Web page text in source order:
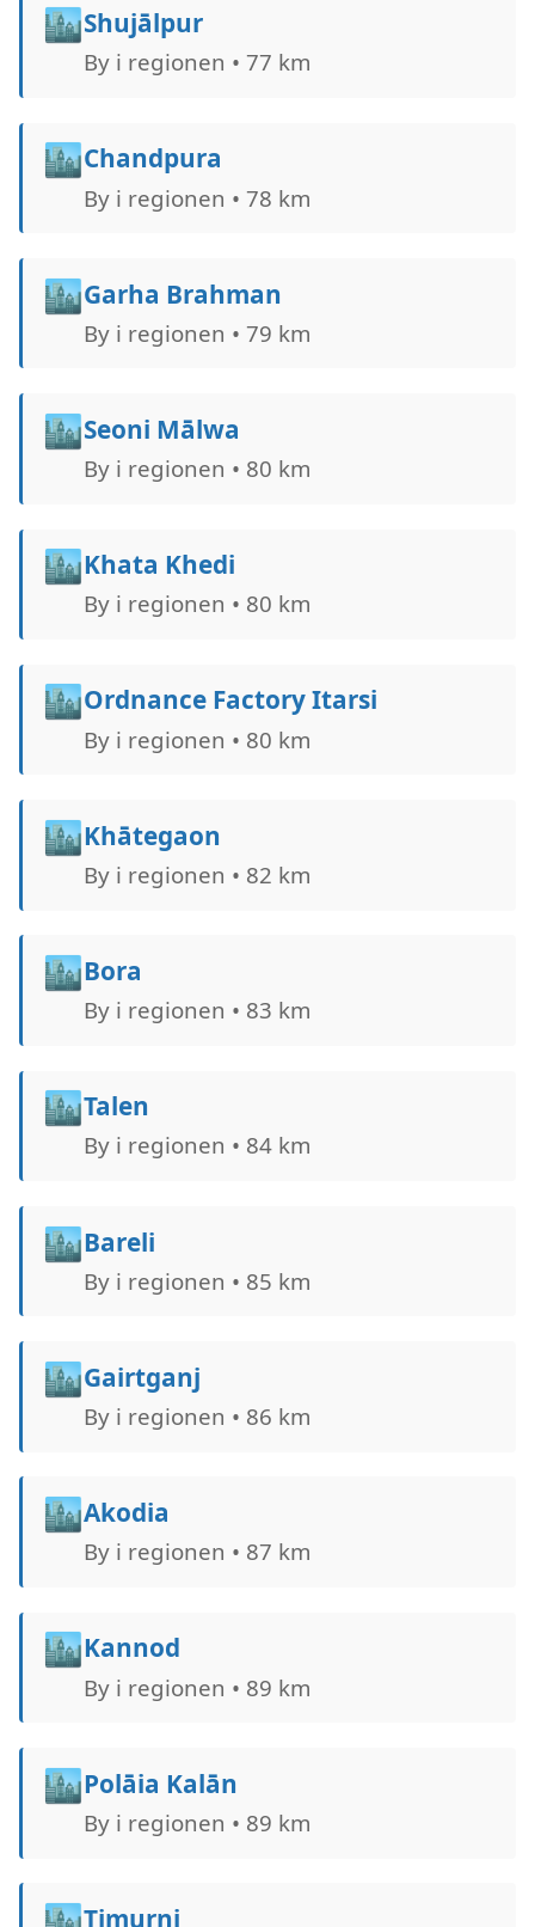
🏙️Shujālpur
By i regionen • 77 km
🏙️Chandpura
By i regionen • 78 km
🏙️Garha Brahman
By i regionen • 79 km
🏙️Seoni Mālwa
By i regionen • 80 km
🏙️Khata Khedi
By i regionen • 80 km
🏙️Ordnance Factory Itarsi
By i regionen • 80 km
🏙️Khātegaon
By i regionen • 82 km
🏙️Bora
By i regionen • 83 km
🏙️Talen
By i regionen • 84 km
🏙️Bareli
By i regionen • 85 km
🏙️Gairtganj
By i regionen • 86 km
🏙️Akodia
By i regionen • 87 km
🏙️Kannod
By i regionen • 89 km
🏙️Polāia Kalān
By i regionen • 89 km
Timurni